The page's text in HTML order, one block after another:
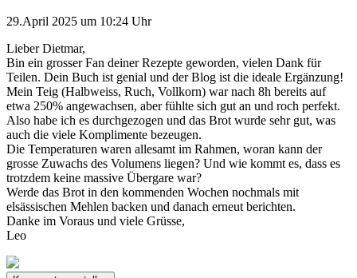
29.April 2025 um 10:24 Uhr
Lieber Dietmar,
Bin ein grosser Fan deiner Rezepte geworden, vielen Dank für
Teilen. Dein Buch ist genial und der Blog ist die ideale Ergänzung!
Mein Teig (Halbweiss, Ruch, Vollkorn) war nach 8h bereits auf
etwa 250% angewachsen, aber fühlte sich gut an und roch perfekt.
Also habe ich es durchgezogen und das Brot wurde sehr gut, was
auch die viele Komplimente bezeugen.
Die Temperaturen waren allesamt im Rahmen, woran kann der
grosse Zuwachs des Volumens liegen? Und wie kommt es, dass es
trotzdem keine massive Übergare war?
Werde das Brot in den kommenden Wochen nochmals mit
elsässischen Mehlen backen und danach erneut berichten.
Danke im Voraus und viele Grüsse,
Leo